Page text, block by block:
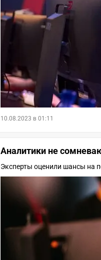
10.08.2023 в 01:11
Аналитики не
Эксперты оценили шансы на